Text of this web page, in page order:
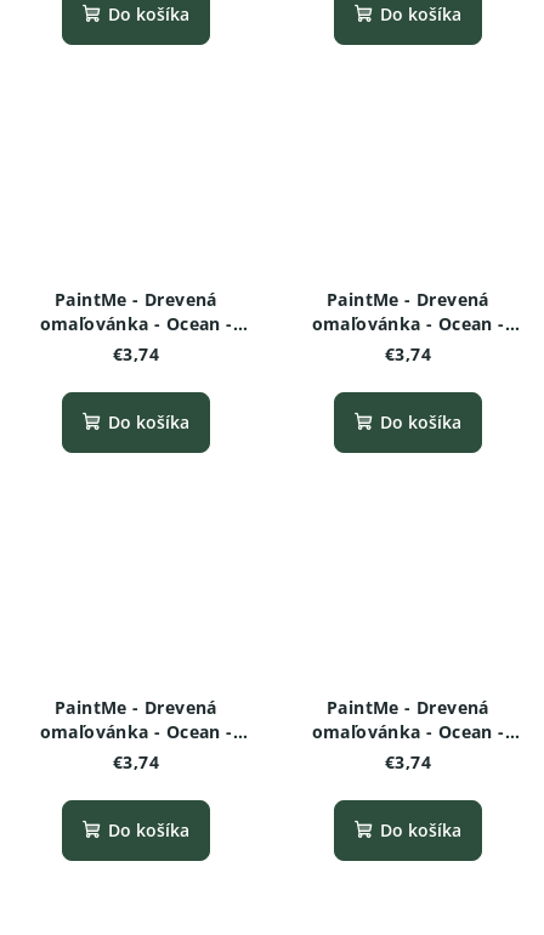
Do košíka Do košíka
PaintMe - Drevená
omaľovánka - Ocean -
Medúza
€3,74
Do košíka
PaintMe - Drevená
omaľovánka - Ocean -
Veľryba
€3,74
Do košíka
PaintMe - Drevená
omaľovánka - Ocean -
Kalamár
€3,74
Do košíka
PaintMe - Drevená
omaľovánka - Ocean -
Morský koník
€3,74
Do košíka